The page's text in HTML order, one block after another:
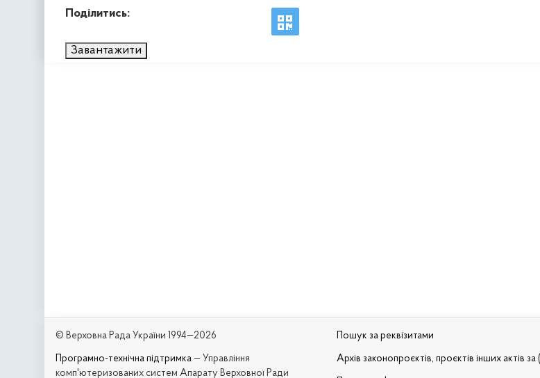
Поділитись:
Завантажити
© Верховна Рада України 1994—2026
Програмно-технічна підтримка — Управління
комп'ютеризованих систем Апарату Верховної Ради
Пошук за реквізитами
Архів законопроєктів, проєктів інших актів за